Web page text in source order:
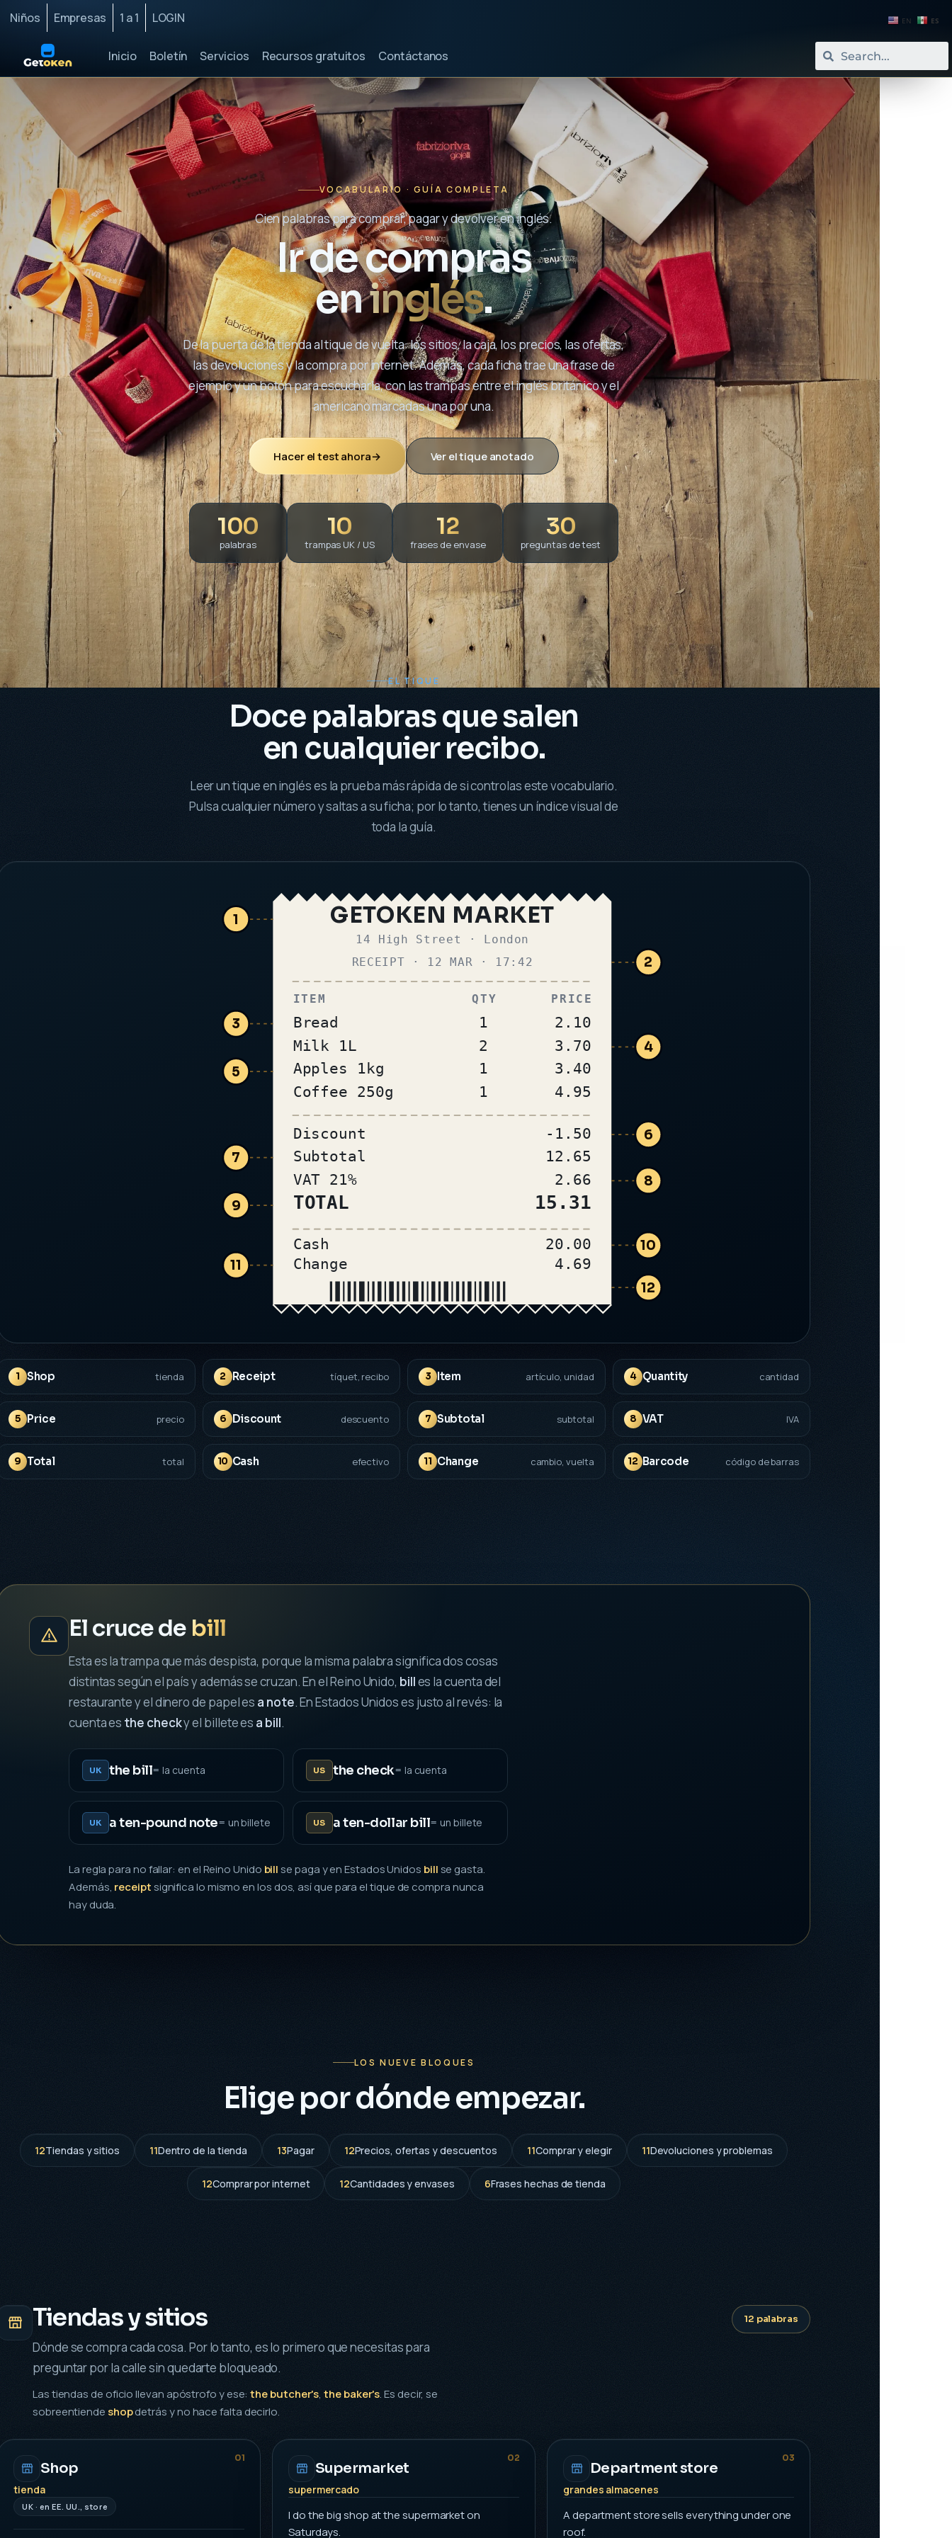
Niños Empresas 1 a 1 LOGIN
Inicio Boletín Servicios Recursos gratuitos Contáctanos
VOCABULARIO · GUÍA COMPLETA
Cien palabras para comprar, pagar y devolver en inglés.
Ir de compras
eninglés.
De la puerta de la tienda al tique de vuelta: los sitios, la caja, los precios, las ofertas,
las devoluciones y la compra por internet. Además, cada ficha trae una frase de
ejemplo y un botón para escucharla, con las trampas entre el inglés británico y el
americano marcadas una por una.
Hacer el test ahora→ Ver el tique anotado
100
palabras
10
trampas UK / US
12
frases de envase
30
preguntas de test
EL TIQUE
Doce palabras que salen
en cualquier recibo.
Leer un tique en inglés es la prueba más rápida de si controlas este vocabulario.
Pulsa cualquier número y saltas a su ficha; por lo tanto, tienes un índice visual de
toda la guía.
GETOKEN MARKET
14 High Street · London
RECEIPT · 12 MAR · 17:42
ITEM QTY PRICE
Bread 1
2.10
Milk 1L
2 3.70
Apples 1kg 1 3.40
Coffee 250g 1 4.95
Discount
-1.50
Subtotal
12.65
VAT 21%
2.66
TOTAL 15.31
Cash 20.00
Change 4.69
1
2
3
4
5
6
7
8
9
10
11
12
1 Shop tienda 2 Receipt tíquet, recibo 3 Item artículo, unidad 4 Quantity cantidad
5 Price precio 6 Discount descuento 7 Subtotal subtotal 8 VAT IVA
9 Total total 10 Cash efectivo 11 Change cambio, vuelta 12 Barcode código de barras
El cruce de bill
Esta es la trampa que más despista, porque la misma palabra significa dos cosas
distintas según el país y además se cruzan. En el Reino Unido, billes la cuenta del
restaurante y el dinero de papel es a note. En Estados Unidos es justo al revés: la
cuenta es the checky el billete es a bill.
UK the bill= la cuenta US the check= la cuenta
UK a ten-pound note= un billete US a ten-dollar bill= un billete
La regla para no fallar: en el Reino Unido bill se paga y en Estados Unidos bill se gasta.
Además, receipt significa lo mismo en los dos, así que para el tique de compra nunca
hay duda.
LOS NUEVE BLOQUES
Elige por dónde empezar.
12Tiendas y sitios 11Dentro de la tienda 13Pagar 12Precios, ofertas y descuentos 11Comprar y elegir 11Devoluciones y problemas
12Comprar por internet 12Cantidades y envases 6Frases hechas de tienda
Tiendas y sitios
Dónde se compra cada cosa. Por lo tanto, es lo primero que necesitas para
preguntar por la calle sin quedarte bloqueado.
Las tiendas de oficio llevan apóstrofo y ese:the butcher's,the baker's. Es decir, se
sobreentiende shopdetrás y no hace falta decirlo.
12 palabras
01
Shop
tienda
UK · en EE. UU., store
02
Supermarket
supermercado
I do the big shop at the supermarket on
Saturdays.
03
Department store
grandes almacenes
A department store sells everything under one
roof.
EN ES